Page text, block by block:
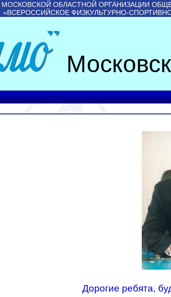
ОБЛАСТНОЙ ОРГАНИЗАЦИИ
«ВСЕРОССИЙСКОЕ ФИЗКУЛЬТУРНО-
Дорогие ребята,